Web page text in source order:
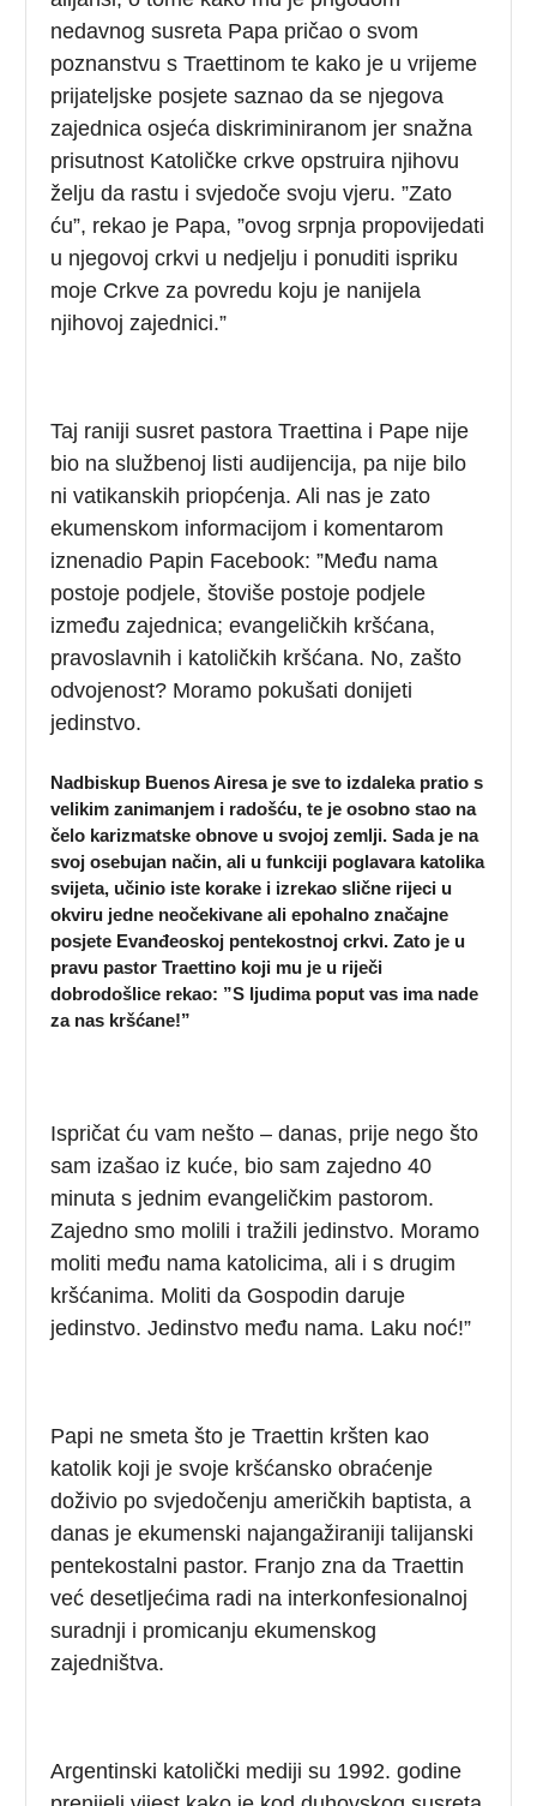
nedavnog susreta Papa pričao o svom
poznanstvu s Traettinom te kako je u vrijeme
prijateljske posjete saznao da se njegova
zajednica osjeća diskriminiranom jer snažna
prisutnost Katoličke crkve opstruira njihovu
želju da rastu i svjedoče svoju vjeru. ”Zato
ću”, rekao je Papa, ”ovog srpnja propovijedati
u njegovoj crkvi u nedjelju i ponuditi ispriku
moje Crkve za povredu koju je nanijela
njihovoj zajednici.”
Taj raniji susret pastora Traettina i Pape nije
bio na službenoj listi audijencija, pa nije bilo
ni vatikanskih priopćenja. Ali nas je zato
ekumenskom informacijom i komentarom
iznenadio Papin Facebook: ”Među nama
postoje podjele, štoviše postoje podjele
između zajednica; evangeličkih kršćana,
pravoslavnih i katoličkih kršćana. No, zašto
odvojenost? Moramo pokušati donijeti
jedinstvo.
Nadbiskup Buenos Airesa je sve to izdaleka pratio s
velikim zanimanjem i radošću, te je osobno stao na
čelo karizmatske obnove u svojoj zemlji. Sada je na
svoj osebujan način, ali u funkciji poglavara katolika
svijeta, učinio iste korake i izrekao slične rijeci u
okviru jedne neočekivane ali epohalno značajne
posjete Evanđeoskoj pentekostnoj crkvi. Zato je u
pravu pastor Traettino koji mu je u riječi
dobrodošlice rekao: ”S ljudima poput vas ima nade
za nas kršćane!”
Ispričat ću vam nešto – danas, prije nego što
sam izašao iz kuće, bio sam zajedno 40
minuta s jednim evangeličkim pastorom.
Zajedno smo molili i tražili jedinstvo. Moramo
moliti među nama katolicima, ali i s drugim
kršćanima. Moliti da Gospodin daruje
jedinstvo. Jedinstvo među nama. Laku noć!”
Papi ne smeta što je Traettin kršten kao
katolik koji je svoje kršćansko obraćenje
doživio po svjedočenju američkih baptista, a
danas je ekumenski najangažiraniji talijanski
pentekostalni pastor. Franjo zna da Traettin
već desetljećima radi na interkonfesionalnoj
suradnji i promicanju ekumenskog
zajedništva.
Argentinski katolički mediji su 1992. godine